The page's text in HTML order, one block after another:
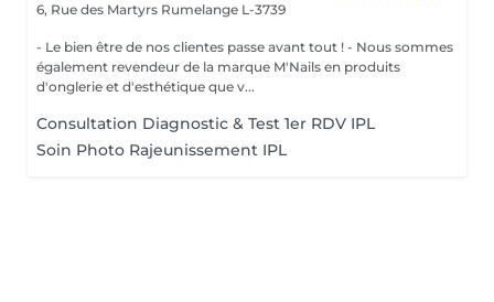
6, Rue des Martyrs Rumelange L-3739
- Le bien être de nos clientes passe avant tout ! - Nous sommes
également revendeur de la marque M'Nails en produits
d'onglerie et d'esthétique que v...
Consultation Diagnostic & Test 1er RDV IPL
Soin Photo Rajeunissement IPL